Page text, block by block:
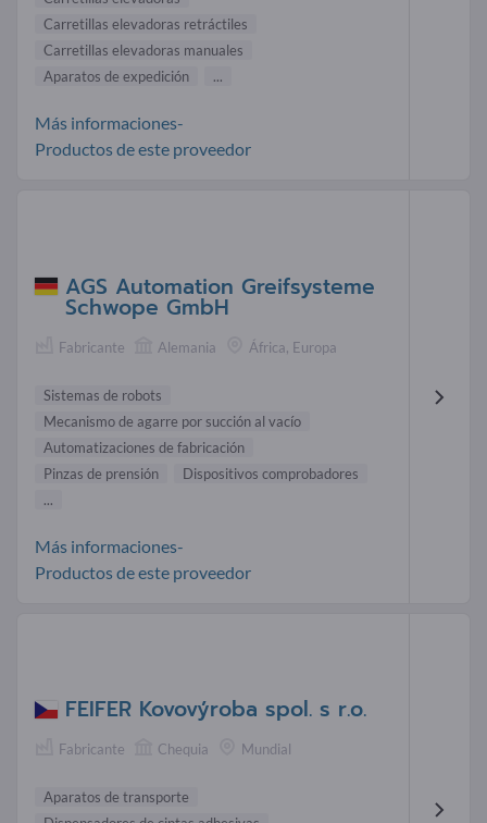
Carretillas elevadoras retráctiles
Carretillas elevadoras manuales
Aparatos de expedición
...
Más informaciones-
Productos de este proveedor
AGS Automation Greifsysteme
Schwope GmbH
Fabricante Alemania África, Europa
Sistemas de robots
Mecanismo de agarre por succión al vacío
Automatizaciones de fabricación
Pinzas de prensión
Dispositivos comprobadores
...
Más informaciones-
Productos de este proveedor
FEIFER Kovovýroba spol. s r.o.
Fabricante Chequia Mundial
Aparatos de transporte